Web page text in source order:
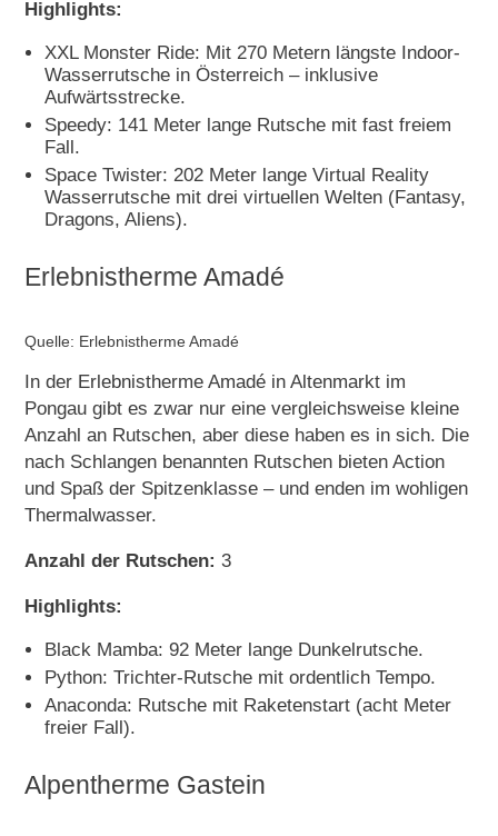
Highlights:
XXL Monster Ride: Mit 270 Metern längste Indoor-
Wasserrutsche in Österreich – inklusive
Aufwärtsstrecke.
Speedy: 141 Meter lange Rutsche mit fast freiem
Fall.
Space Twister: 202 Meter lange Virtual Reality
Wasserrutsche mit drei virtuellen Welten (Fantasy,
Dragons, Aliens).
Erlebnistherme Amadé
Quelle: Erlebnistherme Amadé
In der Erlebnistherme Amadé in Altenmarkt im
Pongau gibt es zwar nur eine vergleichsweise kleine
Anzahl an Rutschen, aber diese haben es in sich. Die
nach Schlangen benannten Rutschen bieten Action
und Spaß der Spitzenklasse – und enden im wohligen
Thermalwasser.
Anzahl der Rutschen: 3
Highlights:
Black Mamba: 92 Meter lange Dunkelrutsche.
Python: Trichter-Rutsche mit ordentlich Tempo.
Anaconda: Rutsche mit Raketenstart (acht Meter
freier Fall).
Alpentherme Gastein